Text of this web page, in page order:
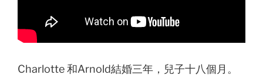
Charlotte 和Arnold結婚三年，兒子十八個月。